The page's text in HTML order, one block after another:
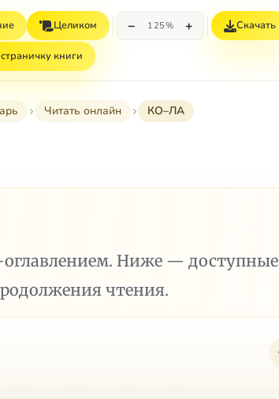
Целиком − 125% + Скачать
книги
Читать онлайн КО–ЛА
оглавлением. Ниже — доступные
чтения.